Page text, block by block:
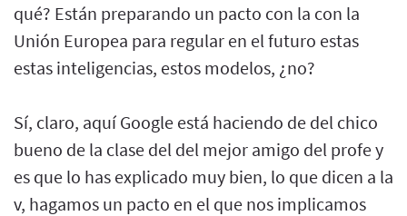
qué? Están preparando un pacto con la con la
Unión Europea para regular en el futuro estas
estas inteligencias, estos modelos, ¿no?
Sí, claro, aquí Google está haciendo de del chico
bueno de la clase del del mejor amigo del profe y
es que lo has explicado muy bien, lo que dicen a la
v, hagamos un pacto en el que nos implicamos